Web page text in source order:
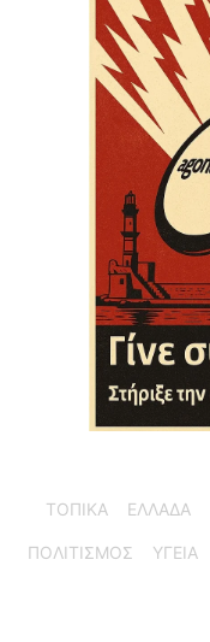
ΤΟΠΙΚΑ ΕΛΛΑΔΑ
ΠΟΛΙΤΙΣΜΟΣ ΥΓΕΙΑ